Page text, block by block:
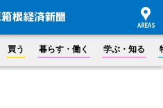
買う 暮らす・働く 学ぶ・知る